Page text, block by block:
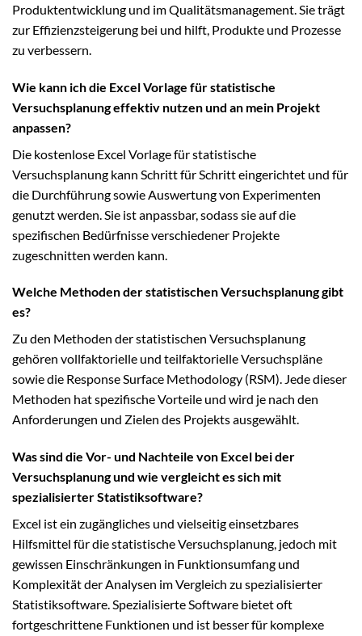
Produktentwicklung und im Qualitätsmanagement. Sie trägt
zur Effizienzsteigerung bei und hilft, Produkte und Prozesse
zu verbessern.
Wie kann ich die Excel Vorlage für statistische
Versuchsplanung effektiv nutzen und an mein Projekt
anpassen?
Die kostenlose Excel Vorlage für statistische
Versuchsplanung kann Schritt für Schritt eingerichtet und für
die Durchführung sowie Auswertung von Experimenten
genutzt werden. Sie ist anpassbar, sodass sie auf die
spezifischen Bedürfnisse verschiedener Projekte
zugeschnitten werden kann.
Welche Methoden der statistischen Versuchsplanung gibt
es?
Zu den Methoden der statistischen Versuchsplanung
gehören vollfaktorielle und teilfaktorielle Versuchspläne
sowie die Response Surface Methodology (RSM). Jede dieser
Methoden hat spezifische Vorteile und wird je nach den
Anforderungen und Zielen des Projekts ausgewählt.
Was sind die Vor- und Nachteile von Excel bei der
Versuchsplanung und wie vergleicht es sich mit
spezialisierter Statistiksoftware?
Excel ist ein zugängliches und vielseitig einsetzbares
Hilfsmittel für die statistische Versuchsplanung, jedoch mit
gewissen Einschränkungen in Funktionsumfang und
Komplexität der Analysen im Vergleich zu spezialisierter
Statistiksoftware. Spezialisierte Software bietet oft
fortgeschrittene Funktionen und ist besser für komplexe